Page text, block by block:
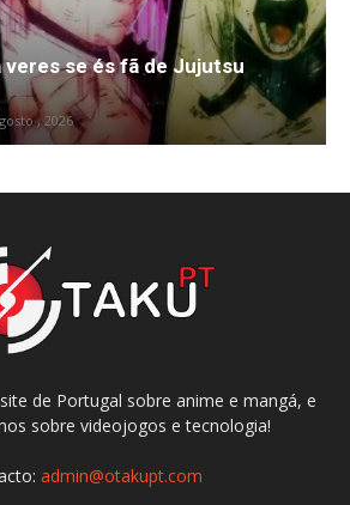
veres se és fã de Jujutsu
, 2026
de Portugal sobre anime e mangá, e
sobre videojogos e tecnologia!
admin@otakupt.com